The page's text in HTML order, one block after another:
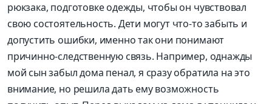
рюкзака, подготовке одежды, чтобы он чувствовал
свою состоятельность. Дети могут что-то забыть и
допустить ошибки, именно так они понимают
причинно-следственную связь. Например, однажды
мой сын забыл дома пенал, я сразу обратила на это
внимание, но решила дать ему возможность